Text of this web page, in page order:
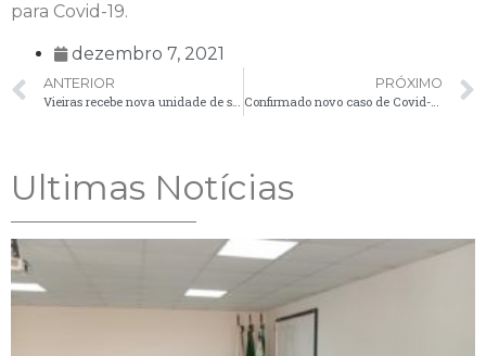
para Covid-19.
dezembro 7, 2021
ANTERIOR
PRÓXIMO
Confirmado novo caso de Covid-19 em Palmeira
Ultimas Notícias